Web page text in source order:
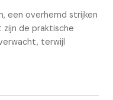
een overhemd strijken
zijn de praktische
terwijl